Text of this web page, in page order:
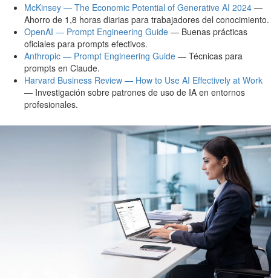
McKinsey — The Economic Potential of Generative AI 2024 —
Ahorro de 1,8 horas diarias para trabajadores del conocimiento.
OpenAI — Prompt Engineering Guide — Buenas prácticas
oficiales para prompts efectivos.
Anthropic — Prompt Engineering Guide — Técnicas para
prompts en Claude.
Harvard Business Review — How to Use AI Effectively at Work
— Investigación sobre patrones de uso de IA en entornos
profesionales.